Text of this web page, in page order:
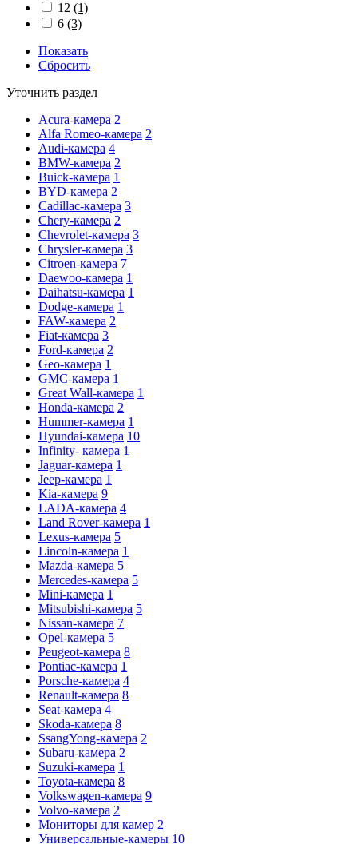
12 (1)
6 (3)
Показать
Сбросить
Уточнить раздел
Acura-камера 2
Alfa Romeo-камера 2
Audi-камера 4
BMW-камера 2
Buick-камера 1
BYD-камера 2
Cadillac-камера 3
Chery-камера 2
Chevrolet-камера 3
Chrysler-камера 3
Citroen-камера 7
Daewoo-камера 1
Daihatsu-камера 1
Dodge-камера 1
FAW-камера 2
Fiat-камера 3
Ford-камера 2
Geo-камера 1
GMC-камера 1
Great Wall-камера 1
Honda-камера 2
Hummer-камера 1
Hyundai-камера 10
Infinity- камера 1
Jaguar-камера 1
Jeep-камера 1
Kia-камера 9
LADA-камера 4
Land Rover-камера 1
Lexus-камера 5
Lincoln-камера 1
Mazda-камера 5
Mercedes-камера 5
Mini-камера 1
Mitsubishi-камера 5
Nissan-камера 7
Opel-камера 5
Peugeot-камера 8
Pontiac-камера 1
Porsche-камера 4
Renault-камера 8
Seat-камера 4
Skoda-камера 8
SsangYong-камера 2
Subaru-камера 2
Suzuki-камера 1
Toyota-камера 8
Volkswagen-камера 9
Volvo-камера 2
Мониторы для камер 2
Универсальные-камеры 10